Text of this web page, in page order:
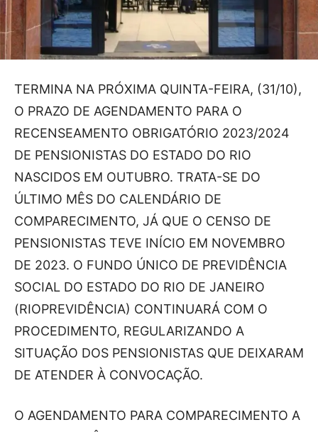
TERMINA NA PRÓXIMA QUINTA-FEIRA, (31/10),
O PRAZO DE AGENDAMENTO PARA O
RECENSEAMENTO OBRIGATÓRIO 2023/2024
DE PENSIONISTAS DO ESTADO DO RIO
NASCIDOS EM OUTUBRO. TRATA-SE DO
ÚLTIMO MÊS DO CALENDÁRIO DE
COMPARECIMENTO, JÁ QUE O CENSO DE
PENSIONISTAS TEVE INÍCIO EM NOVEMBRO
DE 2023. O FUNDO ÚNICO DE PREVIDÊNCIA
SOCIAL DO ESTADO DO RIO DE JANEIRO
(RIOPREVIDÊNCIA) CONTINUARÁ COM O
PROCEDIMENTO, REGULARIZANDO A
SITUAÇÃO DOS PENSIONISTAS QUE DEIXARAM
DE ATENDER À CONVOCAÇÃO.
O AGENDAMENTO PARA COMPARECIMENTO A